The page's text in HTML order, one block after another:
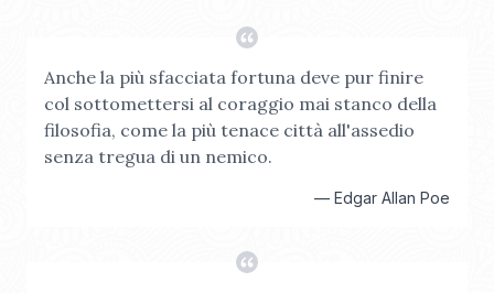
Anche la più sfacciata fortuna deve pur finire
col sottomettersi al coraggio mai stanco della
filosofia, come la più tenace città all'assedio
senza tregua di un nemico.
— Edgar Allan Poe